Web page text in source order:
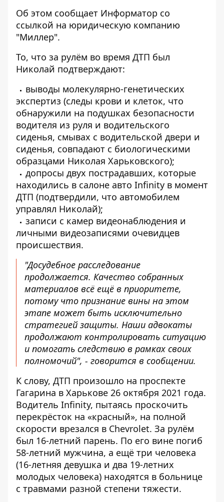
Об этом сообщает Информатор со
ссылкой на юридическую компанию
"Миллер".
То, что за рулём во время ДТП был
Николай подтверждают:
выводы молекулярно-генетических
экспертиз (следы крови и клеток, что
обнаружили на подушках безопасности
водителя из руля и водительского
сиденья, смывах с водительской двери и
сиденья, совпадают с биологическими
образцами Николая Харьковского);
допросы двух пострадавших, которые
находились в салоне авто Infinity в момент
ДТП (подтвердили, что автомобилем
управлял Николай);
записи с камер видеонаблюдения и
личными видеозаписями очевидцев
происшествия.
"Досудебное расследование
продолжается. Качество собранных
материалов всё ещё в приоритете,
потому что признание вины на этом
этапе может быть исключительно
стратегией защиты. Наши адвокаты
продолжают контролировать ситуацию
и помогать следствию в рамках своих
полномочий", - говорится в сообщении.
К слову, ДТП произошло на проспекте
Гагарина в Харькове 26 октября 2021 года.
Водитель Infinity, пытаясь проскочить
перекрёсток на «красный», на полной
скорости врезался в Chevrolet. За рулём
был 16-летний парень. По его вине погиб
58-летний мужчина, а ещё три человека
(16-летняя девушка и два 19-летних
молодых человека) находятся в больнице
с травмами разной степени тяжести.